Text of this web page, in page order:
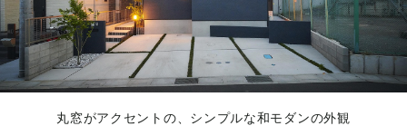
丸窓がアクセントの、シンプルな和モダンの外観